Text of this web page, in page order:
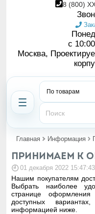
8 (800)
с
Москва,
Главная Информация
Принимаем к
01 декабря 2022 15:47:43
Нашим покупателям
Выбрать наиболее
странице
доступных
информацией ниже.